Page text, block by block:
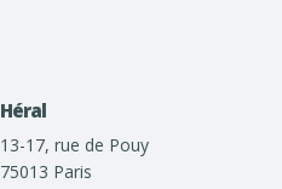
Héral
13-17, rue de Pouy
75013 Paris